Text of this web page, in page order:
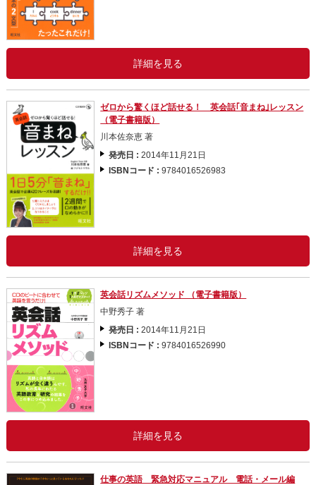
詳細を見る
ゼロから驚くほど話せる！ 英会話｢音まね｣レッスン
（電子書籍版）
川本佐奈恵 著
発売日 :2014年11月21日
ISBNコード :9784016526983
詳細を見る
英会話リズムメソッド （電子書籍版）
中野秀子 著
発売日 :2014年11月21日
ISBNコード :9784016526990
詳細を見る
仕事の英語 緊急対応マニュアル 電話・メール編